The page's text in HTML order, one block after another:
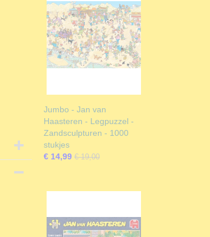
Jumbo - Jan van
Haasteren - Legpuzzel -
Zandsculpturen - 1000
stukjes
€ 14,99 € 19,00